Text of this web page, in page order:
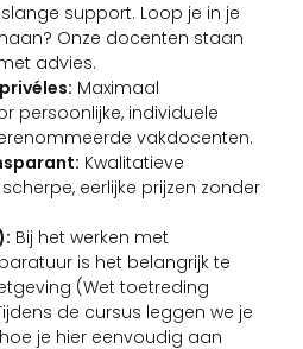
support. Loop je in je
Onze docenten staan
advies.
Maximaal
persoonlijke, individuele
vakdocenten.
Kwalitatieve
eerlijke prijzen zonder
Bij het werken met
is het belangrijk te
(Wet toetreding
de cursus leggen we je
je hier eenvoudig aan